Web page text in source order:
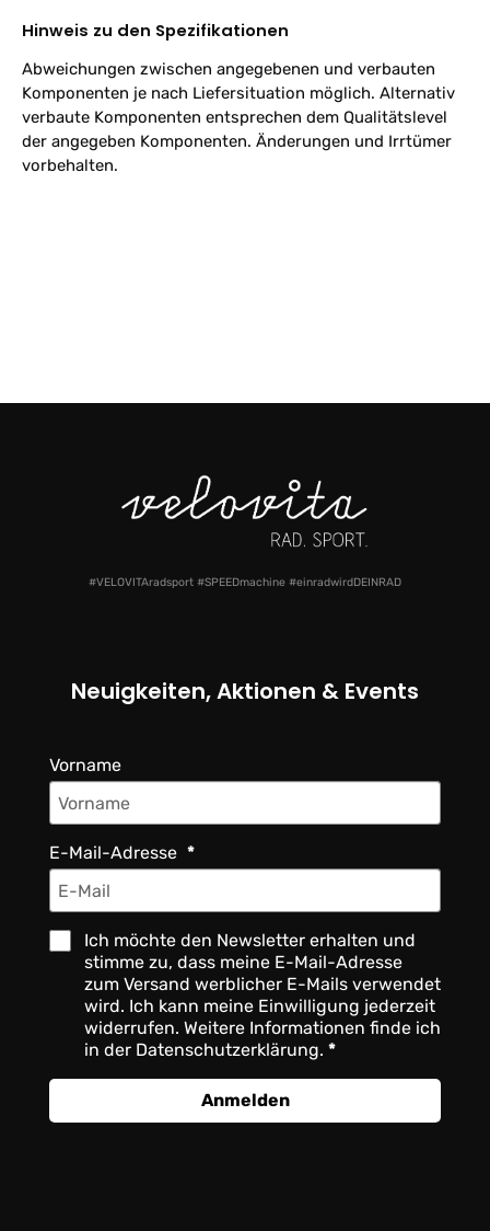
Hinweis zu den Spezifikationen
Abweichungen zwischen angegebenen und verbauten
Komponenten je nach Liefersituation möglich. Alternativ
verbaute Komponenten entsprechen dem Qualitätslevel
der angegeben Komponenten. Änderungen und Irrtümer
vorbehalten.
#VELOVITAradsport #SPEEDmachine #einradwirdDEINRAD
Neuigkeiten, Aktionen & Events
Vorname
E-Mail-Adresse
Ich möchte den Newsletter erhalten und
stimme zu, dass meine E-Mail-Adresse
zum Versand werblicher E-Mails verwendet
wird. Ich kann meine Einwilligung jederzeit
widerrufen. Weitere Informationen finde ich
in der Datenschutzerklärung.
Anmelden